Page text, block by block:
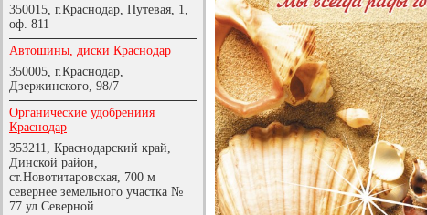
350015, г.Краснодар, Путевая, 1,
оф. 811
Автошины, диски Краснодар
350005, г.Краснодар,
Дзержинского, 98/7
Органические удобрениия
Краснодар
353211, Краснодарский край,
Динской район,
ст.Новотитаровская, 700 м
севернее земельного участка №
77 ул.Северной